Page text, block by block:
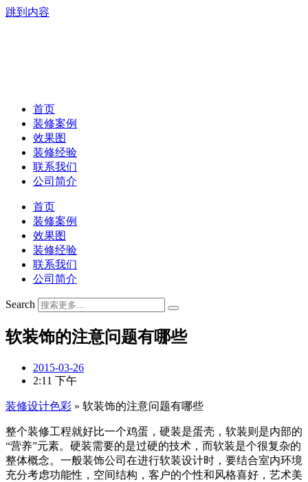
跳到内容
首页
装修案例
效果图
装修经验
联系我们
公司简介
首页
装修案例
效果图
装修经验
联系我们
公司简介
Search
软装饰的注意问题有哪些
2015-03-26
2:11 下午
装修设计色彩 » 软装饰的注意问题有哪些
整个装修工程就好比一个鸡蛋，硬装是蛋壳，软装则是内部的
“营养”元素。硬装需要的是过硬的技术，而软装是个很复杂的
整体概念。一般装饰公司在进行软装设计时，要结合室内环境
充分考虑功能性，空间结构，客户的个性和风格喜好，艺术美